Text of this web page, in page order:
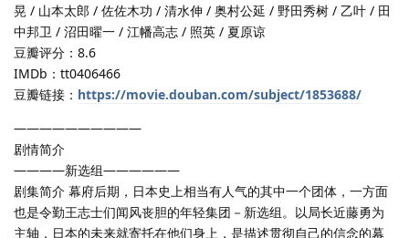
晃 / 山本太郎 / 佐佐木功 / 清水伸 / 奥村公延 / 野田秀树 / 乙叶 / 田
中邦卫 / 沼田曜一 / 江幡高志 / 照英 / 夏原谅
豆瓣评分：8.6
IMDb：tt0406466
豆瓣链接： https://movie.douban.com/subject/1853688/
——————————
剧情简介
————新选组——————
剧集简介 幕府后期，日本史上相当有人气的其中一个团体，一方面
也是令勤王志士们闻风丧胆的年轻集团－新选组。以局长近藤勇为
主轴，日本的未来就寄托在他们身上，是描述贯彻自己的信念的幕